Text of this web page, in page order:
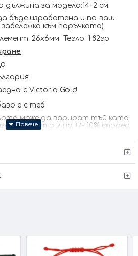
дължина за модела:14+2 см
бъде изработена и по-ваш
към поръчката)
26х6мм Тегло: 1.82гр
с Victoria Gold
е с теб
може да варират тъй като
ръчно +/- 10% според
всички характеристики и